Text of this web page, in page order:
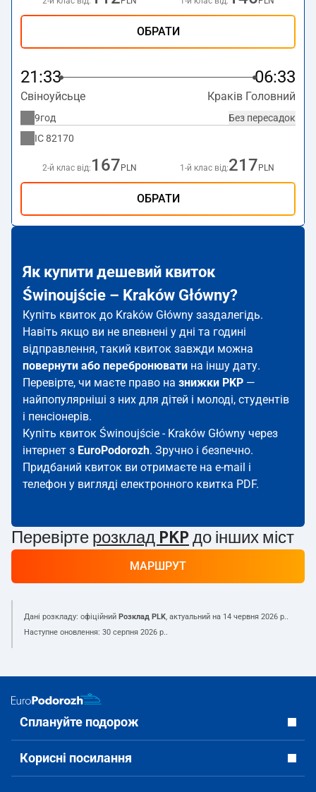
ОБРАТИ
21:33 06:33
Свіноуйсьце Краків Головний
Без пересадок
9год
IC82170
2-й клас від: 167 PLN 1-й клас від:217 PLN
ОБРАТИ
Як купити дешевий квиток
Świnoujście – Kraków Główny?
Купіть квиток до Kraków Główny заздалегідь.
Навіть якщо ви не впевнені у дні та годині
відправлення, такий квиток завжди можна
повернути або перебронювати на іншу дату.
Перевірте, чи маєте право на знижки PKP —
найпопулярніші з них для дітей і молоді, студентів
і пенсіонерів.
Купіть квиток Świnoujście - Kraków Główny через
інтернет з EuroPodorozh. Зручно і безпечно.
Придбаний квиток ви отримаєте на e-mail і
телефон у вигляді електронного квитка PDF.
Перевірте розклад PKP до інших міст
МАРШРУТ
Дані розкладу: офіційний Розклад PLK, актуальний на 14 червня 2026 р..
Наступне оновлення: 30 серпня 2026 р..
Сплануйте подорож
Корисні посилання